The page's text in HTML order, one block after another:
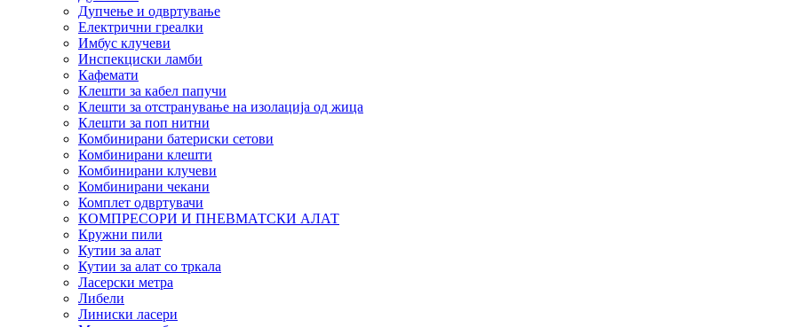
Дупчење и одвртување
Електрични греалки
Имбус клучеви
Инспекциски ламби
Кафемати
Клешти за кабел папучи
Клешти за отстранување на изолација од жица
Клешти за поп нитни
Комбинирани батериски сетови
Комбинирани клешти
Комбинирани клучеви
Комбинирани чекани
Комплет одвртувачи
КОМПРЕСОРИ И ПНЕВМАТСКИ АЛАТ
Кружни пили
Кутии за алат
Кутии за алат со тркала
Ласерски метра
Либели
Линиски ласери